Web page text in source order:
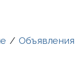
/Объявления